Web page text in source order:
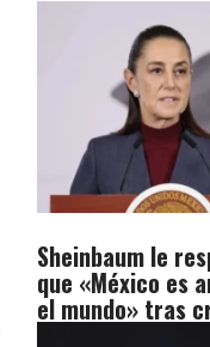
Sheinbaum le
que «México es
el mundo» tras